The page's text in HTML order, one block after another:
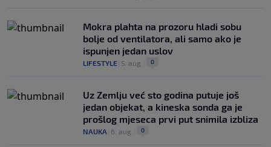
Mokra plahta na prozoru hladi sobu
bolje od ventilatora, ali samo ako je
ispunjen jedan uslov
LIFESTYLE 5. aug. 0
Uz Zemlju već sto godina putuje još
jedan objekat, a kineska sonda ga je
prošlog mjeseca prvi put snimila izbliza
NAUKA 6. aug. 0